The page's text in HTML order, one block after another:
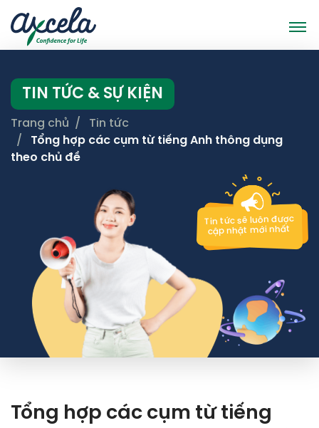
TIN TỨC & SỰ KIỆN
Trang chủ
Tin tức
Tổng hợp các cụm từ tiếng Anh thông dụng
theo chủ đề
Tin tức sẽ luôn được
cập nhật mới nhất
Tổng hợp các cụm từ tiếng